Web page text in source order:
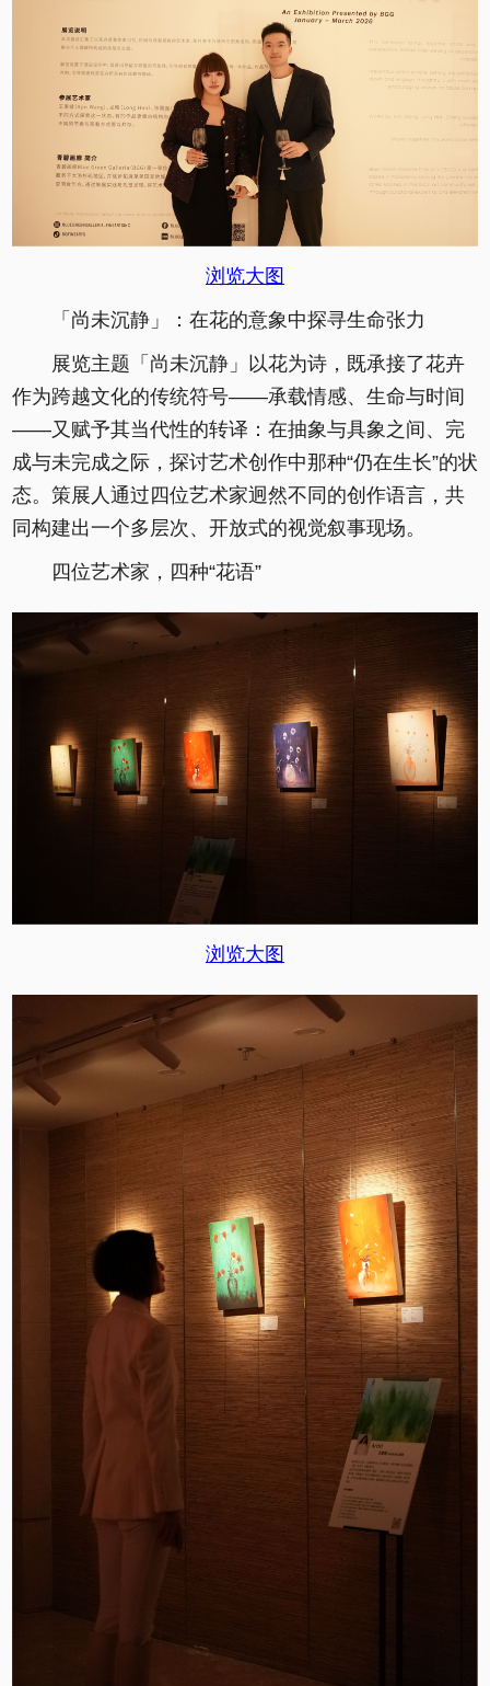
浏览大图
「尚未沉静」：在花的意象中探寻生命张力
展览主题「尚未沉静」以花为诗，既承接了花卉
作为跨越文化的传统符号——承载情感、生命与时间
——又赋予其当代性的转译：在抽象与具象之间、完
成与未完成之际，探讨艺术创作中那种“仍在生长”的状
态。策展人通过四位艺术家迥然不同的创作语言，共
同构建出一个多层次、开放式的视觉叙事现场。
四位艺术家，四种“花语”
浏览大图